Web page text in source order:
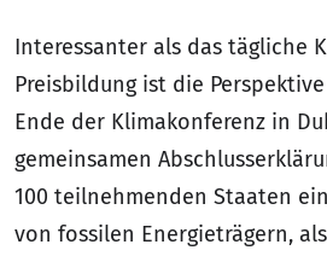
Interessanter als das tägliche
Preisbildung ist die
Ende der Klimakonferenz in
gemeinsamen
100 teilnehmenden Staaten
von fossilen Energieträgern,